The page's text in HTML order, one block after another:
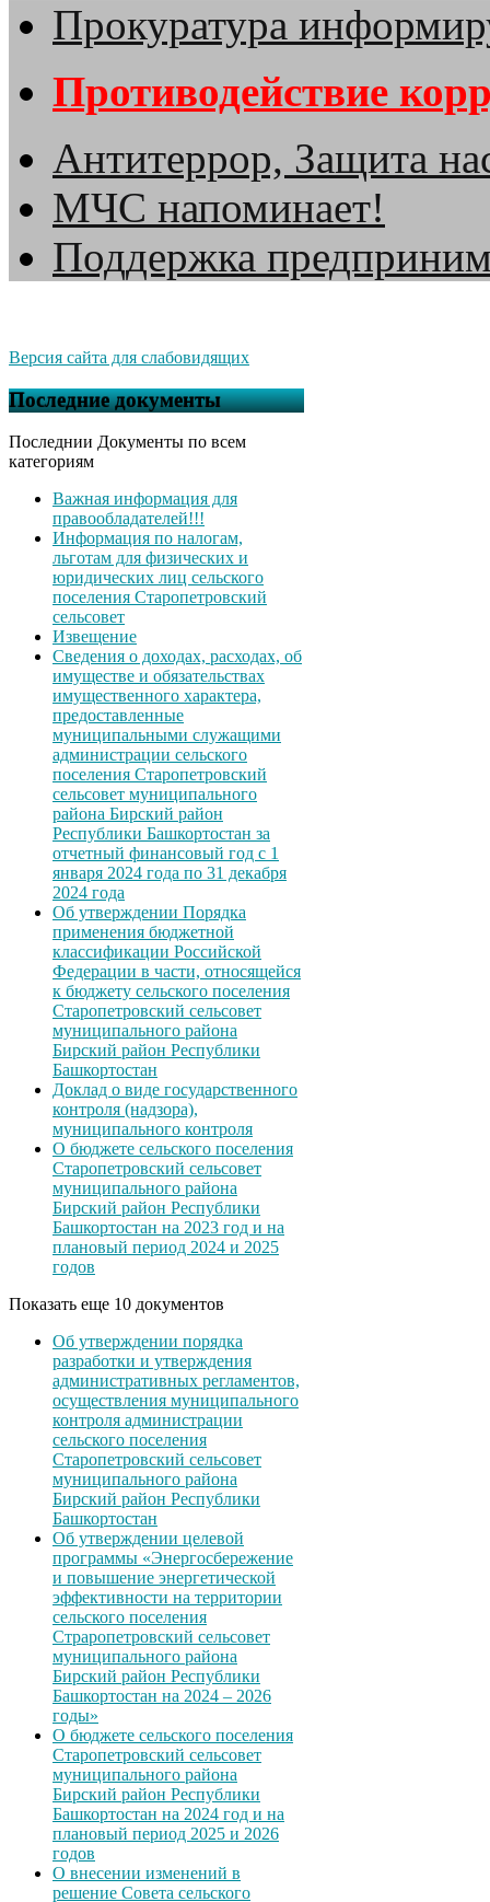
Прокуратура
Противодействие
Антитеррор, Защита
МЧС напоминает!
Поддержка
Версия сайта для слабовидящих
Последние документы
Последнии Документы по всем
категориям
Важная информация для
правообладателей!!!
Информация по налогам,
льготам для физических и
юридических лиц сельского
поселения Старопетровский
сельсовет
Извещение
Сведения о доходах, расходах, об
имуществе и обязательствах
имущественного характера,
предоставленные
муниципальными служащими
администрации сельского
поселения Старопетровский
сельсовет муниципального
района Бирский район
Республики Башкортостан за
отчетный финансовый год с 1
января 2024 года по 31 декабря
2024 года
Об утверждении Порядка
применения бюджетной
классификации Российской
Федерации в части, относящейся
к бюджету сельского поселения
Старопетровский сельсовет
муниципального района
Бирский район Республики
Башкортостан
Доклад о виде государственного
контроля (надзора),
муниципального контроля
О бюджете сельского поселения
Старопетровский сельсовет
муниципального района
Бирский район Республики
Башкортостан на 2023 год и на
плановый период 2024 и 2025
годов
Показать еще 10 документов
Об утверждении порядка
разработки и утверждения
административных регламентов,
осуществления муниципального
контроля администрации
сельского поселения
Старопетровский сельсовет
муниципального района
Бирский район Республики
Башкортостан
Об утверждении целевой
программы «Энергосбережение
и повышение энергетической
эффективности на территории
сельского поселения
Страропетровский сельсовет
муниципального района
Бирский район Республики
Башкортостан на 2024 – 2026
годы»
О бюджете сельского поселения
Старопетровский сельсовет
муниципального района
Бирский район Республики
Башкортостан на 2024 год и на
плановый период 2025 и 2026
годов
О внесении изменений в
решение Совета сельского